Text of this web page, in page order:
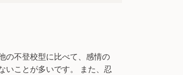
の不登校型に比べて、感情の
いことが多いです。 また、忍